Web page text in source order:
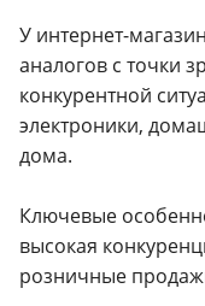
У интернет-
аналогов с точки
конкурентной
электроники,
дома.
Ключевые
высокая
розничные